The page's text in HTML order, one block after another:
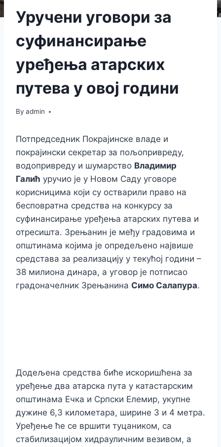
Уручени уговори за
суфинансирање
уређења атарских
путева у овој години
By admin
Потпредседник Покрајинске владе и
покрајински секретар за пољопривреду,
водопривреду и шумарство Владимир
Галић уручио је у Новом Саду уговоре
корисницима који су остварили право на
бесповратна средства на конкурсу за
суфинансирање уређења атарских путева и
отресишта. Зрењанин је међу градовима и
општинама којима је опредељено највише
средстава за реализацију у текућој години –
38 милиона динара, а уговор је потписао
градоначелник Зрењанина Симо Салапура.
Додељена средства биће искоришћена за
уређење два атарска пута у катастарским
општинама Ечка и Српски Елемир, укупне
дужине 6,3 километара, ширине 3 и 4 метра.
Уређење ће се вршити туцаником, са
стабилизацијом хидрауличним везивом, а